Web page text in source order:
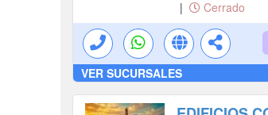
| Cerrado
VER SUCURSALES